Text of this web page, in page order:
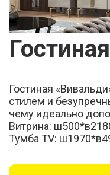
Гостиная
стилем и
чему идеально
Витрина:
Тумба TV: